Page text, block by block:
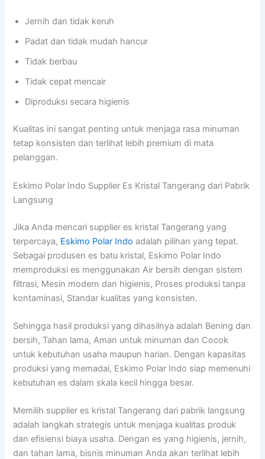
Jernih dan tidak keruh
Padat dan tidak mudah hancur
Tidak berbau
Tidak cepat mencair
Diproduksi secara higienis
Kualitas ini sangat penting untuk menjaga rasa minuman
tetap konsisten dan terlihat lebih premium di mata
pelanggan.
Eskimo Polar Indo Supplier Es Kristal Tangerang dari Pabrik
Langsung
Jika Anda mencari supplier es kristal Tangerang yang
terpercaya, Eskimo Polar Indo adalah pilihan yang tepat.
Sebagai produsen es batu kristal, Eskimo Polar Indo
memproduksi es menggunakan Air bersih dengan sistem
filtrasi, Mesin modern dan higienis, Proses produksi tanpa
kontaminasi, Standar kualitas yang konsisten.
Sehingga hasil produksi yang dihasilnya adalah Bening dan
bersih, Tahan lama, Aman untuk minuman dan Cocok
untuk kebutuhan usaha maupun harian. Dengan kapasitas
produksi yang memadai, Eskimo Polar Indo siap memenuhi
kebutuhan es dalam skala kecil hingga besar.
Memilih supplier es kristal Tangerang dari pabrik langsung
adalah langkah strategis untuk menjaga kualitas produk
dan efisiensi biaya usaha. Dengan es yang higienis, jernih,
dan tahan lama, bisnis minuman Anda akan terlihat lebih